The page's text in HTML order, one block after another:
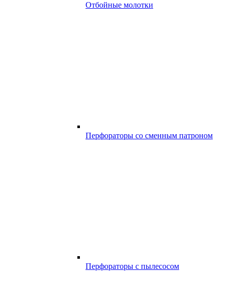
Отбойные молотки
Перфораторы со сменным патроном
Перфораторы с пылесосом